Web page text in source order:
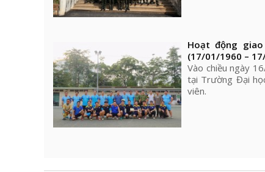
Hoạt động
(17/01/1960 –
Vào chiều ngày
tại Trường Đại
viên.